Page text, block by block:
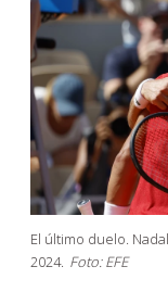
El último duelo.
2024. Foto: EFE